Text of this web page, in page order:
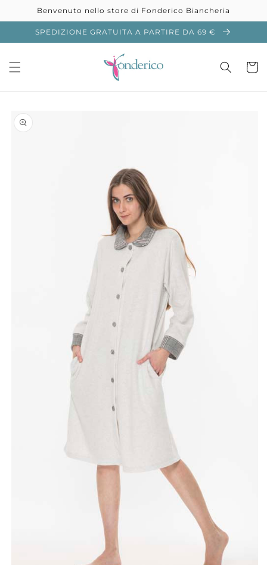
direttamente
ai contenuti
Benvenuto nello store di Fonderico Biancheria
SPEDIZIONE GRATUITA A PARTIRE DA 69 €
Passa alle
informazioni
sul prodotto